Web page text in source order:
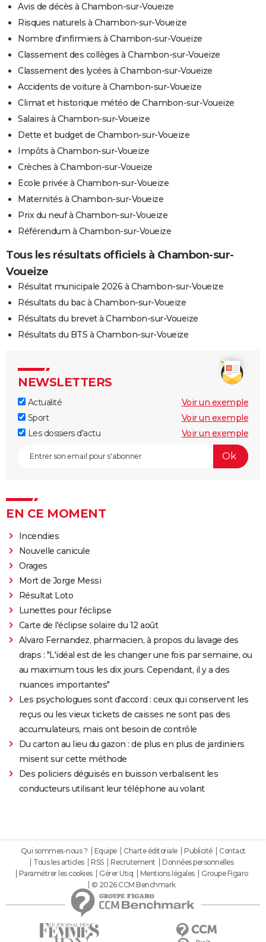
Avis de décès à Chambon-sur-Voueize
Risques naturels à Chambon-sur-Voueize
Nombre d'infirmiers à Chambon-sur-Voueize
Classement des collèges à Chambon-sur-Voueize
Classement des lycées à Chambon-sur-Voueize
Accidents de voiture à Chambon-sur-Voueize
Climat et historique météo de Chambon-sur-Voueize
Salaires à Chambon-sur-Voueize
Dette et budget de Chambon-sur-Voueize
Impôts à Chambon-sur-Voueize
Crèches à Chambon-sur-Voueize
Ecole privée à Chambon-sur-Voueize
Maternités à Chambon-sur-Voueize
Prix du neuf à Chambon-sur-Voueize
Référendum à Chambon-sur-Voueize
Tous les résultats officiels à Chambon-sur-
Voueize
Résultat municipale 2026 à Chambon-sur-Voueize
Résultats du bac à Chambon-sur-Voueize
Résultats du brevet à Chambon-sur-Voueize
Résultats du BTS à Chambon-sur-Voueize
NEWSLETTERS
Actualité
Voir un exemple
Sport
Voir un exemple
Les dossiers d'actu
Voir un exemple
EN CE MOMENT
Incendies
Nouvelle canicule
Orages
Mort de Jorge Messi
Résultat Loto
Lunettes pour l'éclipse
Carte de l'éclipse solaire du 12 août
Alvaro Fernandez, pharmacien, à propos du lavage des
draps : "L'idéal est de les changer une fois par semaine, ou
au maximum tous les dix jours. Cependant, il y a des
nuances importantes"
Les psychologues sont d'accord : ceux qui conservent les
reçus ou les vieux tickets de caisses ne sont pas des
accumulateurs, mais ont besoin de contrôle
Du carton au lieu du gazon : de plus en plus de jardiniers
misent sur cette méthode
Des policiers déguisés en buisson verbalisent les
conducteurs utilisant leur téléphone au volant
Qui sommes-nous ? Equipe Charte éditoriale Publicité
Contact
Tous les articles
RSS Recrutement
Données personnelles
Paramétrer les cookies
Gérer Utiq Mentions légales
Groupe Figaro
© 2026 CCM Benchmark